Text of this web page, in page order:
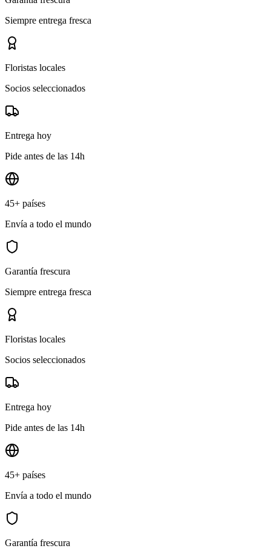
Siempre entrega fresca
Floristas locales
Socios seleccionados
Entrega hoy
Pide antes de las 14h
45+ países
Envía a todo el mundo
Garantía frescura
Siempre entrega fresca
Floristas locales
Socios seleccionados
Entrega hoy
Pide antes de las 14h
45+ países
Envía a todo el mundo
Garantía frescura